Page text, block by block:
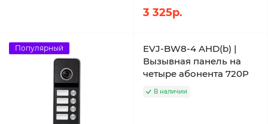
3 325р.
Популярный
EVJ-BW8-4 AHD(b) |
Вызывная панель на
четыре абонента 720P
В наличии